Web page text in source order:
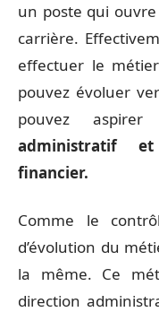
un poste qui
carrière.
effectuer le
pouvez évoluer
pouvez
administratif
financier.
Comme le
d’évolution du
la même. Ce
direction